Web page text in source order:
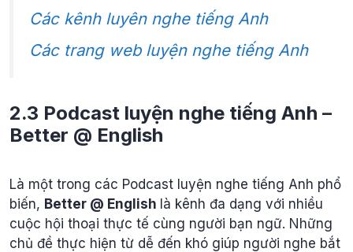
Các kênh luyên nghe tiếng Anh
Các trang web luyện nghe tiếng Anh
2.3 Podcast luyện nghe tiếng Anh –
Better @ English
Là một trong các Podcast luyện nghe tiếng Anh phổ
biến, Better @ English là kênh đa dạng với nhiều
cuộc hội thoại thực tế cùng người bạn ngữ. Những
chủ đề thực hiện từ dễ đến khó giúp người nghe bắt